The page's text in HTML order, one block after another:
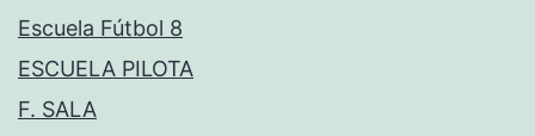
Escuela Fútbol 8
ESCUELA PILOTA
F. SALA